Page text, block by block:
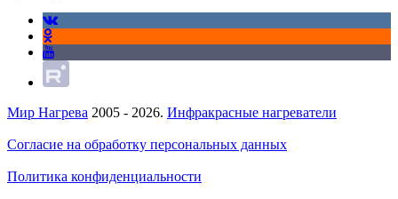
Мир Нагрева 2005 - 2026. Инфракрасные нагреватели
Согласие на обработку персональных данных
Политика конфиденциальности